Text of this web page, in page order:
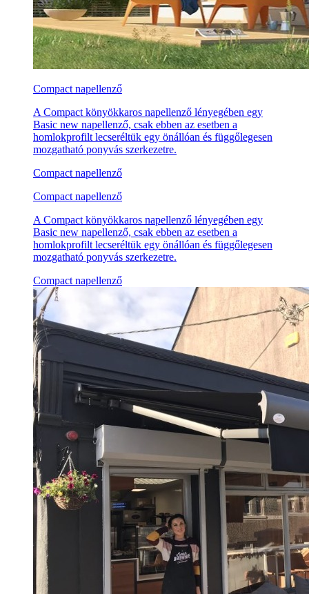
Compact napellenző
A Compact könyökkaros napellenző lényegében egy
Basic new napellenző, csak ebben az esetben a
homlokprofilt lecseréltük egy önállóan és függőlegesen
mozgatható ponyvás szerkezetre.
Compact napellenző
Compact napellenző
A Compact könyökkaros napellenző lényegében egy
Basic new napellenző, csak ebben az esetben a
homlokprofilt lecseréltük egy önállóan és függőlegesen
mozgatható ponyvás szerkezetre.
Compact napellenző